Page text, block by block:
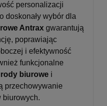
personalizacji
doskonały wybór dla
Antrax gwarantują
poprawiając
i efektywność
funkcjonalne
biurowe i
przechowywanie
biurowych.